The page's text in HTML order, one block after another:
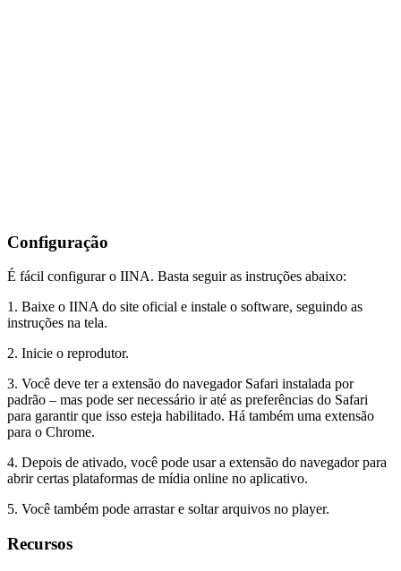
Configuração
É fácil configurar o IINA. Basta seguir as instruções abaixo:
1. Baixe o IINA do site oficial e instale o software, seguindo as
instruções na tela.
2. Inicie o reprodutor.
3. Você deve ter a extensão do navegador Safari instalada por
padrão – mas pode ser necessário ir até as preferências do Safari
para garantir que isso esteja habilitado. Há também uma extensão
para o Chrome.
4. Depois de ativado, você pode usar a extensão do navegador para
abrir certas plataformas de mídia online no aplicativo.
5. Você também pode arrastar e soltar arquivos no player.
Recursos